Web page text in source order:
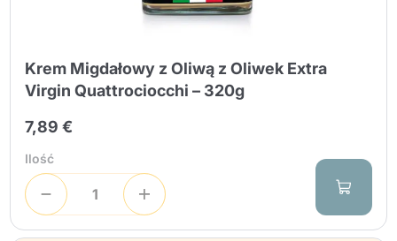
Krem Migdałowy z Oliwą z Oliwek Extra
Virgin Quattrociocchi – 320g
7,89 €
Ilość